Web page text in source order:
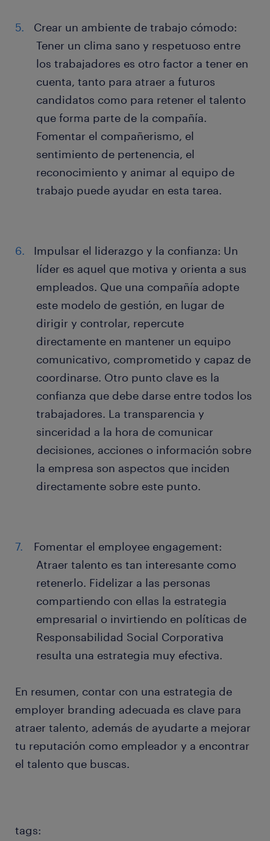
Crear un ambiente de trabajo cómodo:
Tener un clima sano y respetuoso entre
los trabajadores es otro factor a tener en
cuenta, tanto para atraer a futuros
candidatos como para retener el talento
que forma parte de la compañía.
Fomentar el compañerismo, el
sentimiento de pertenencia, el
reconocimiento y animar al equipo de
trabajo puede ayudar en esta tarea.
Impulsar el liderazgo y la confianza: Un
líder es aquel que motiva y orienta a sus
empleados. Que una compañía adopte
este modelo de gestión, en lugar de
dirigir y controlar, repercute
directamente en mantener un equipo
comunicativo, comprometido y capaz de
coordinarse. Otro punto clave es la
confianza que debe darse entre todos los
trabajadores. La transparencia y
sinceridad a la hora de comunicar
decisiones, acciones o información sobre
la empresa son aspectos que inciden
directamente sobre este punto.
Fomentar el employee engagement:
Atraer talento es tan interesante como
retenerlo. Fidelizar a las personas
compartiendo con ellas la estrategia
empresarial o invirtiendo en políticas de
Responsabilidad Social Corporativa
resulta una estrategia muy efectiva.
En resumen, contar con una estrategia de
employer branding adecuada es clave para
atraer talento, además de ayudarte a mejorar
tu reputación como empleador y a encontrar
el talento que buscas.
tags: